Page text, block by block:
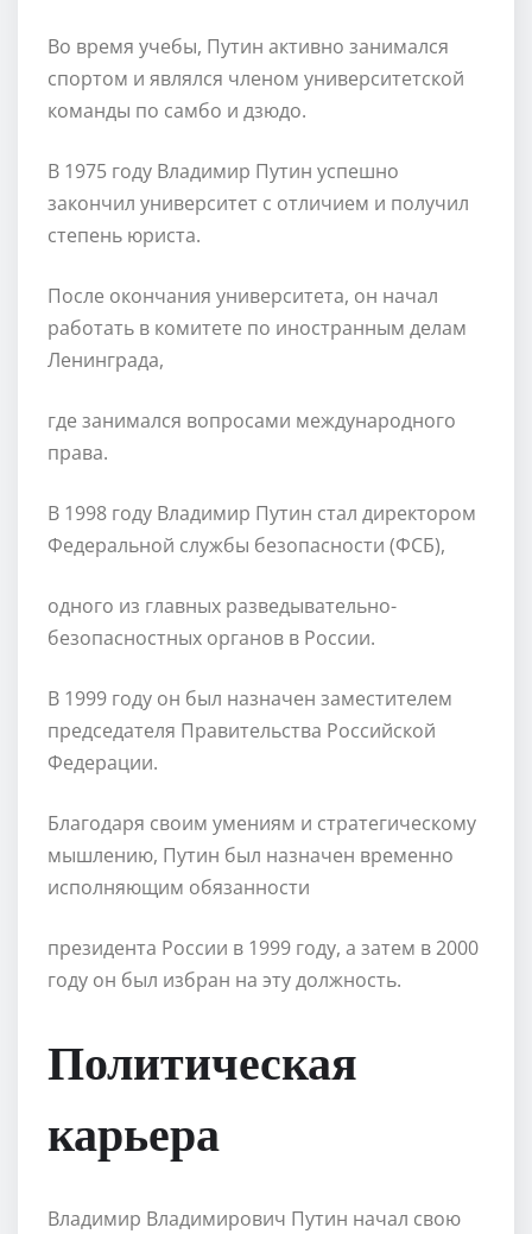
Во время учебы, Путин активно занимался
спортом и являлся членом университетской
команды по самбо и дзюдо.
В 1975 году Владимир Путин успешно
закончил университет с отличием и получил
степень юриста.
После окончания университета, он начал
работать в комитете по иностранным делам
Ленинграда,
где занимался вопросами международного
права.
В 1998 году Владимир Путин стал директором
Федеральной службы безопасности (ФСБ),
одного из главных разведывательно-
безопасностных органов в России.
В 1999 году он был назначен заместителем
председателя Правительства Российской
Федерации.
Благодаря своим умениям и стратегическому
мышлению, Путин был назначен временно
исполняющим обязанности
президента России в 1999 году, а затем в 2000
году он был избран на эту должность.
Политическая
карьера
Владимир Владимирович Путин начал свою